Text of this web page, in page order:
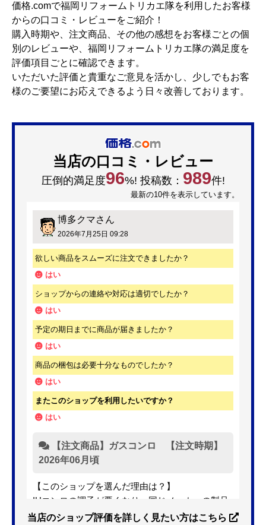
価格.comで福岡リフォームトリカエ隊を利用したお客様
からの口コミ・レビューをご紹介！
購入時期や、注文商品、その他の感想をお客様ごとの個
別のレビューや、福岡リフォームトリカエ隊の満足度を
評価項目ごとに確認できます。
いただいた評価と貴重なご意見を活かし、少しでもお客
様のご要望にお応えできるよう日々改善しております。
当店の口コミ・レビュー
圧倒的満足度96%! 投稿数： 989件!
最新の10件を表示しています。
博多クマさん
2026年7月25日 09:28
欲しい商品をスムーズに注文できましたか？
はい
ショップからの連絡や対応は適切でしたか？
はい
予定の期日までに商品が届きましたか？
はい
商品の梱包は必要十分なものでしたか？
はい
またこのショップを利用したいですか？
はい
【注文商品】ガスコンロ 【注文時期】
2026年06月頃
【このショップを選んだ理由は？】
IHコンロの調子が悪くなり、同じメーカーの製品
を探していました。ただ、3口から2口のものへ変
当店のショップ評価を詳しく見たい方はこちら